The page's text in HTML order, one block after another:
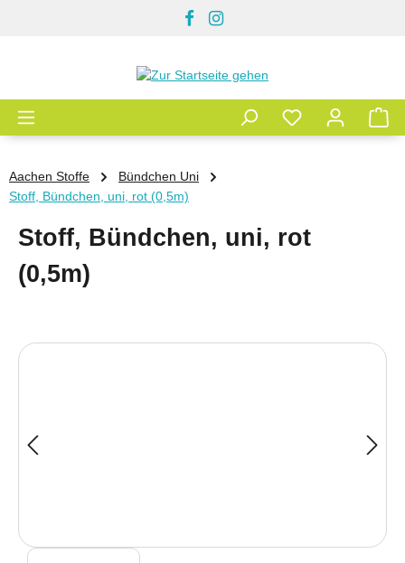
Aachen Stoffe
Bündchen Uni
Stoff, Bündchen, uni, rot (0,5m)
Stoff, Bündchen, uni, rot
(0,5m)
Bildergalerie überspringen